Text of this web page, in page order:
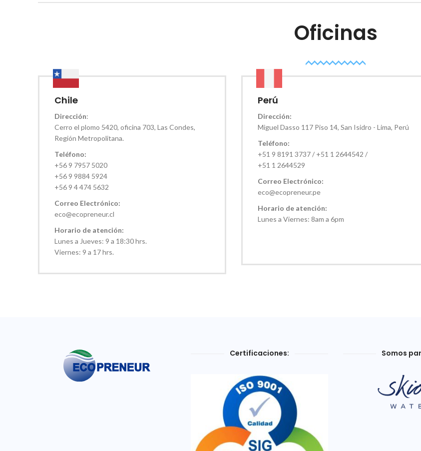
Oficinas
Chile
Dirección:
Cerro el plomo 5420, oficina 703, Las Condes,
Región Metropolitana.
Teléfono:
+56 9 7957 5020
+56 9 9884 5924
+56 9 4 474 5632
Correo Electrónico:
eco@ecopreneur.cl
Horario de atención:
Lunes a Jueves: 9 a 18:30 hrs.
Viernes: 9 a 17 hrs.
Perú
Dirección:
Miguel Dasso 117 Piso 14, San Isidro - Lima, Perú
Teléfono:
+51 9 8191 3737 / +51 1 2644542 /
+51 1 2644529
Correo Electrónico:
eco@ecopreneur.pe
Horario de atención:
Lunes a Viernes: 8am a 6pm
Certificaciones: Somos